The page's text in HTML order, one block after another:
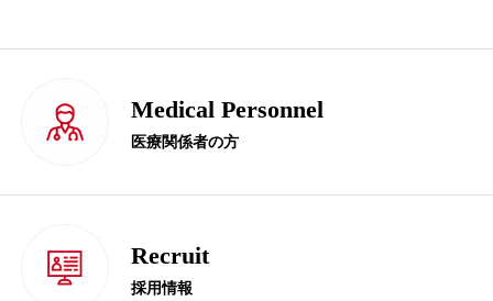
Medical Personnel
医療関係者の方
Recruit
採用情報